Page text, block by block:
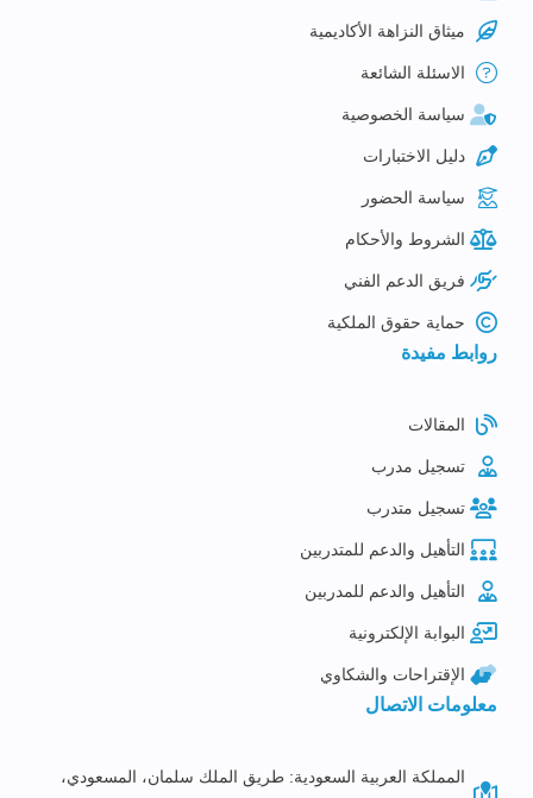
ميثاق النزاهة الأكاديمية
الاسئلة الشائعة
سياسة الخصوصية
دليل الاختبارات
سياسة الحضور
الشروط والأحكام
فريق الدعم الفني
حماية حقوق الملكية
روابط مفيدة
المقالات
تسجيل مدرب
تسجيل متدرب
التأهيل والدعم للمتدربين
التأهيل والدعم للمدربين
البوابة الإلكترونية
الإقتراحات والشكاوي
معلومات الاتصال
المملكة العربية السعودية: طريق الملك سلمان، المسعودي،